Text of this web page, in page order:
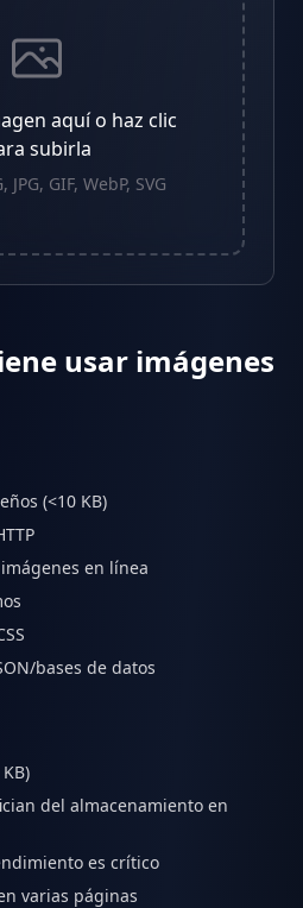
aquí o haz clic
subirla
GIF, WebP, SVG
usar imágenes
(<10 KB)
en línea
bases de datos
del almacenamiento en
es crítico
varias páginas